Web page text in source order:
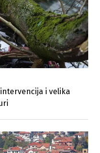
i velika